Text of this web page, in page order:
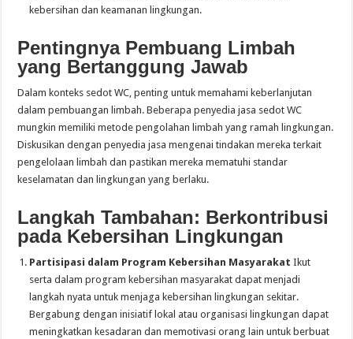
kebersihan dan keamanan lingkungan.
Pentingnya Pembuang Limbah
yang Bertanggung Jawab
Dalam konteks sedot WC, penting untuk memahami keberlanjutan
dalam pembuangan limbah. Beberapa penyedia jasa sedot WC
mungkin memiliki metode pengolahan limbah yang ramah lingkungan.
Diskusikan dengan penyedia jasa mengenai tindakan mereka terkait
pengelolaan limbah dan pastikan mereka mematuhi standar
keselamatan dan lingkungan yang berlaku.
Langkah Tambahan: Berkontribusi
pada Kebersihan Lingkungan
Partisipasi dalam Program Kebersihan Masyarakat Ikut
serta dalam program kebersihan masyarakat dapat menjadi
langkah nyata untuk menjaga kebersihan lingkungan sekitar.
Bergabung dengan inisiatif lokal atau organisasi lingkungan dapat
meningkatkan kesadaran dan memotivasi orang lain untuk berbuat